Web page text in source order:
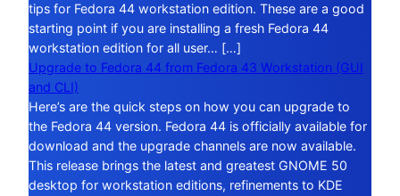
tips for Fedora 44 workstation edition. These are a good
starting point if you are installing a fresh Fedora 44
workstation edition for all user… […]
Upgrade to Fedora 44 from Fedora 43 Workstation (GUI
and CLI)
Here’s are the quick steps on how you can upgrade to
the Fedora 44 version. Fedora 44 is officially available for
download and the upgrade channels are now available.
This release brings the latest and greatest GNOME 50
desktop for workstation editions, refinements to KDE